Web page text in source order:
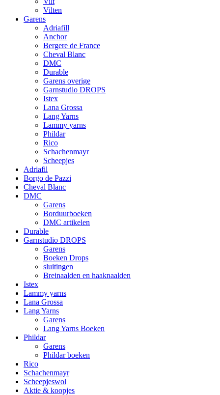
Vilten
Garens
Adriafill
Anchor
Bergere de France
Cheval Blanc
DMC
Durable
Garens overige
Garnstudio DROPS
Istex
Lana Grossa
Lang Yarns
Lammy yarns
Phildar
Rico
Schachenmayr
Scheepjes
Adriafil
Borgo de Pazzi
Cheval Blanc
DMC
Garens
Borduurboeken
DMC artikelen
Durable
Garnstudio DROPS
Garens
Boeken Drops
sluitingen
Breinaalden en haaknaalden
Istex
Lammy yarns
Lana Grossa
Lang Yarns
Garens
Lang Yarns Boeken
Phildar
Garens
Phildar boeken
Rico
Schachenmayr
Scheepjeswol
Aktie & koopjes